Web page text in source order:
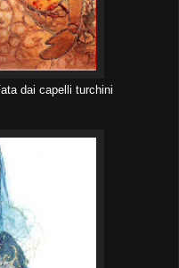
dai capelli turchini